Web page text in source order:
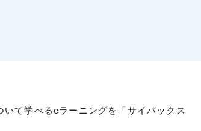
て学べるeラーニングを「サイバックス